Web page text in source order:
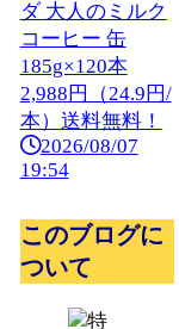
ダ 大人のミルク
コーヒー 缶
185g×120本
2,988円（24.9円/
本）送料無料！
2026/08/07
19:54
このブログに
ついて